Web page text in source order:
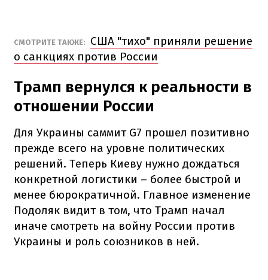
СМОТРИТЕ ТАКЖЕ:
США "тихо" приняли решение
о санкциях против России
Трамп вернулся к реальности в
отношении России
Для Украины саммит G7 прошел позитивно
прежде всего на уровне политических
решений. Теперь Киеву нужно дождаться
конкретной логистики – более быстрой и
менее бюрократичной. Главное изменение
Подоляк видит в том, что Трамп начал
иначе смотреть на войну России против
Украины и роль союзников в ней.